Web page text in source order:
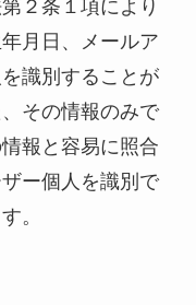
２条１項により
月日、メールア
識別することが
その情報のみで
報と容易に照合
ー個人を識別で
。